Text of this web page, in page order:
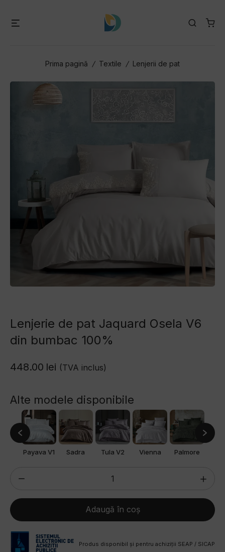
Search
Prima pagină / Textile / Lenjerii de pat
Lenjerie de pat Jaquard Osela V6
din bumbac 100%
448.00 lei (TVA inclus)
Alte modele disponibile
Payava V1 Sadra Tula V2 Vienna Palmore
Cantitate
de
pat
Jaquard
Osela
Adaugă în coș
Produs disponibil și pentru achiziții SEAP / SICAP